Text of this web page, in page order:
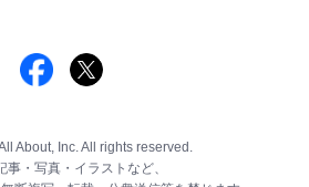
About, Inc. All rights reserved.
事・写真・イラストなど、